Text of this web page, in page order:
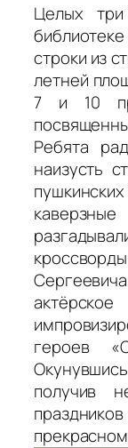
Целых
строки из
летней
7 и 10
Ребята
наизусть
героев
получив